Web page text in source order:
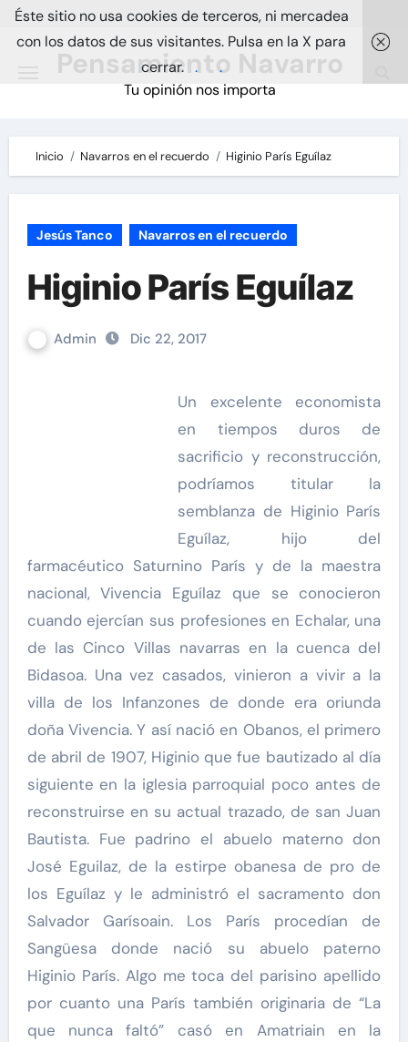
Skip
Pensamiento Navarro
Tu opinión nos importa
Inicio Navarros en el recuerdo Higinio París Eguílaz
Jesús Tanco Navarros en el recuerdo
Higinio París Eguílaz
Admin Dic 22, 2017
Un excelente economista
en tiempos duros de
sacrificio y reconstrucción,
podríamos titular la
semblanza de Higinio París
Eguílaz, hijo del
farmacéutico Saturnino París y de la maestra
nacional, Vivencia Eguílaz que se conocieron
cuando ejercían sus profesiones en Echalar, una
de las Cinco Villas navarras en la cuenca del
Bidasoa. Una vez casados, vinieron a vivir a la
villa de los Infanzones de donde era oriunda
doña Vivencia. Y así nació en Obanos, el primero
de abril de 1907, Higinio que fue bautizado al día
siguiente en la iglesia parroquial poco antes de
reconstruirse en su actual trazado, de san Juan
Bautista. Fue padrino el abuelo materno don
José Eguilaz, de la estirpe obanesa de pro de
los Eguílaz y le administró el sacramento don
Salvador Garísoain. Los París procedían de
Sangüesa donde nació su abuelo paterno
Higinio París. Algo me toca del parisino apellido
por cuanto una París también originaria de “La
que nunca faltó” casó en Amatriain en la
Éste sitio no usa cookies de terceros, ni mercadea
con los datos de sus visitantes. Pulsa en la X para
cerrar. . .